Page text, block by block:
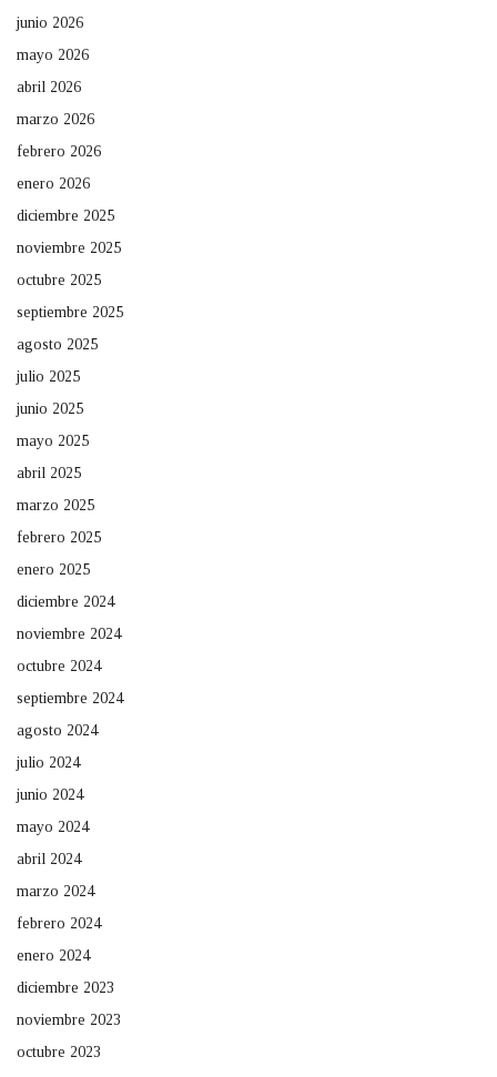
junio 2026
mayo 2026
abril 2026
marzo 2026
febrero 2026
enero 2026
diciembre 2025
noviembre 2025
octubre 2025
septiembre 2025
agosto 2025
julio 2025
junio 2025
mayo 2025
abril 2025
marzo 2025
febrero 2025
enero 2025
diciembre 2024
noviembre 2024
octubre 2024
septiembre 2024
agosto 2024
julio 2024
junio 2024
mayo 2024
abril 2024
marzo 2024
febrero 2024
enero 2024
diciembre 2023
noviembre 2023
octubre 2023